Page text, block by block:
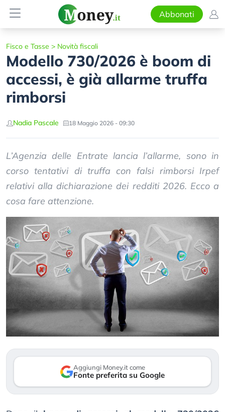
Abbonati
Fisco e Tasse > Novità fiscali
Modello 730/2026 è boom di
accessi, è già allarme truffa
rimborsi
Nadia Pascale 18 Maggio 2026 - 09:30
L’Agenzia delle Entrate lancia l’allarme, sono in
corso tentativi di truffa con falsi rimborsi Irpef
relativi alla dichiarazione dei redditi 2026. Ecco a
cosa fare attenzione.
Aggiungi Money.it come
Fonte preferita su Google